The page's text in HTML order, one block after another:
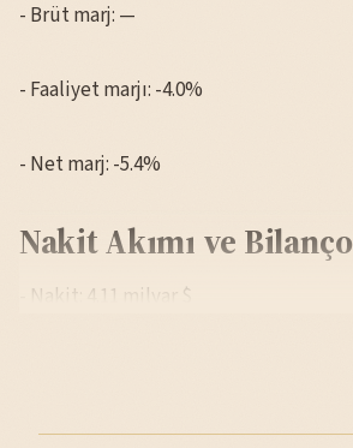
- Brüt marj: —
- Faaliyet marjı: -4.0%
- Net marj: -5.4%
Nakit Akımı ve Bilanço
- Nakit: 4.11 milyar $